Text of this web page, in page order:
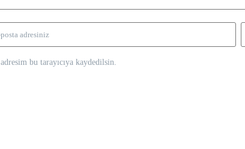
bu tarayıcıya kaydedilsin.